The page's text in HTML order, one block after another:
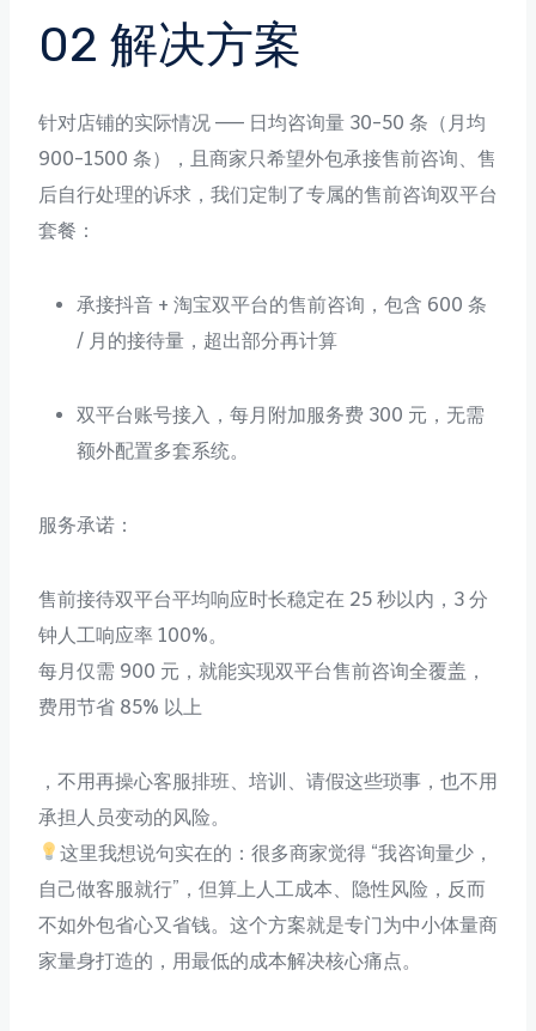
02 解决方案
针对店铺的实际情况 —— 日均咨询量 30-50 条（月均
900-1500 条），且商家只希望外包承接售前咨询、售
后自行处理的诉求，我们定制了专属的售前咨询双平台
套餐：
承接抖音 + 淘宝双平台的售前咨询，包含 600 条
/ 月的接待量，超出部分再计算
双平台账号接入，每月附加服务费 300 元，无需
额外配置多套系统。
服务承诺：
售前接待双平台平均响应时长稳定在 25 秒以内，3 分
钟人工响应率 100%。
每月仅需 900 元，就能实现双平台售前咨询全覆盖，
费用节省 85% 以上
，不用再操心客服排班、培训、请假这些琐事，也不用
承担人员变动的风险。
这里我想说句实在的：很多商家觉得 “我咨询量少，
自己做客服就行”，但算上人工成本、隐性风险，反而
不如外包省心又省钱。这个方案就是专门为中小体量商
家量身打造的，用最低的成本解决核心痛点。